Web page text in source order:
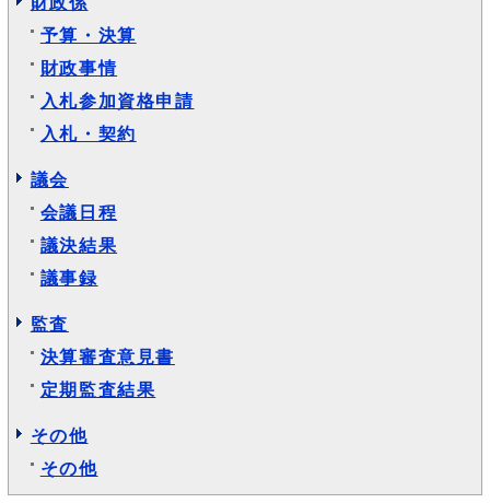
予算・決算
財政事情
入札参加資格申請
入札・契約
議会
会議日程
議決結果
議事録
監査
決算審査意見書
定期監査結果
その他
その他